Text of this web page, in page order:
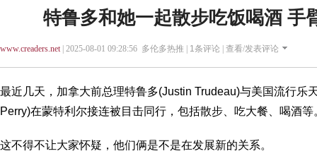
特鲁多和她一起散步吃饭喝酒 手
www.creaders.net| 2025-08-01 09:28:56 多伦多热推 | 1条评论 | 查看/发表评论
最近几天，加拿大前总理特鲁多(Justin Trudeau)与美国流行乐
Perry)在蒙特利尔接连被目击同行，包括散步、吃大餐、喝酒等
这不得不让大家怀疑，他们俩是不是在发展新的关系。